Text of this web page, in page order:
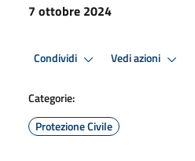
7 ottobre 2024
Condividi Vedi azioni
Categorie:
Protezione Civile